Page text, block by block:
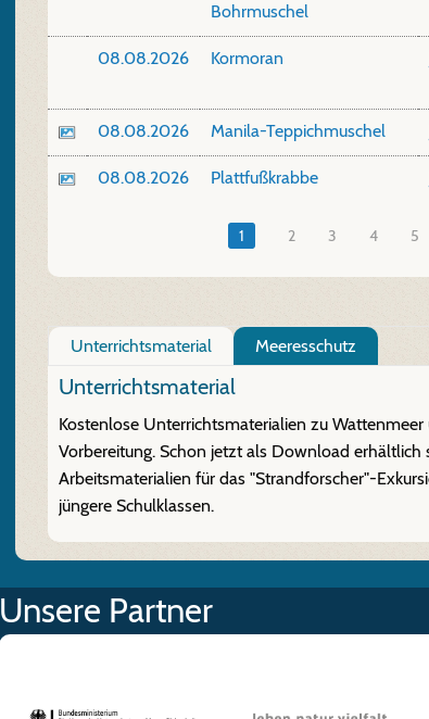
Bohrmuschel
08.08.2026 Kormoran
08.08.2026 Manila-Teppichmuschel
08.08.2026 Plattfußkrabbe
1 2 3 4 5
Unterrichtsmaterial Meeresschutz
Unterrichtsmaterial
Kostenlose Unterrichtsmaterialien zu
Vorbereitung. Schon jetzt als Download erhältlich
Arbeitsmaterialien für das "Strandforscher"-
jüngere Schulklassen.
Unsere Partner